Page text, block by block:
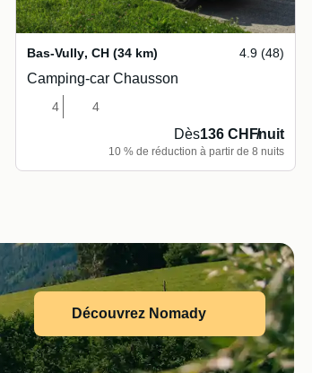
Bas-Vully, CH (34 km) 4.9 (48)
Camping-car Chausson
4 4
Dès136 CHF/nuit
10 % de réduction à partir de 8 nuits
Découvrez Nomady